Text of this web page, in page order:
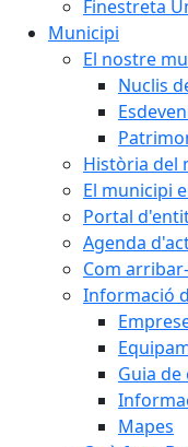
Finestreta
Municipi
El nostre
Nuclis
Història del
El municipi
Portal
Agenda
Com
Informació
Guia
Mapes